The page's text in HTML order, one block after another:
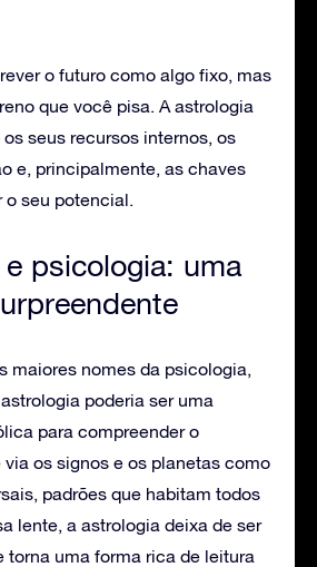
o futuro como algo fixo, mas
que você pisa. A astrologia
seus recursos internos, os
e, principalmente, as chaves
o seu potencial.
psicologia: uma
maiores nomes da psicologia,
poderia ser uma
para compreender o
os signos e os planetas como
padrões que habitam todos
lente, a astrologia deixa de ser
torna uma forma rica de leitura